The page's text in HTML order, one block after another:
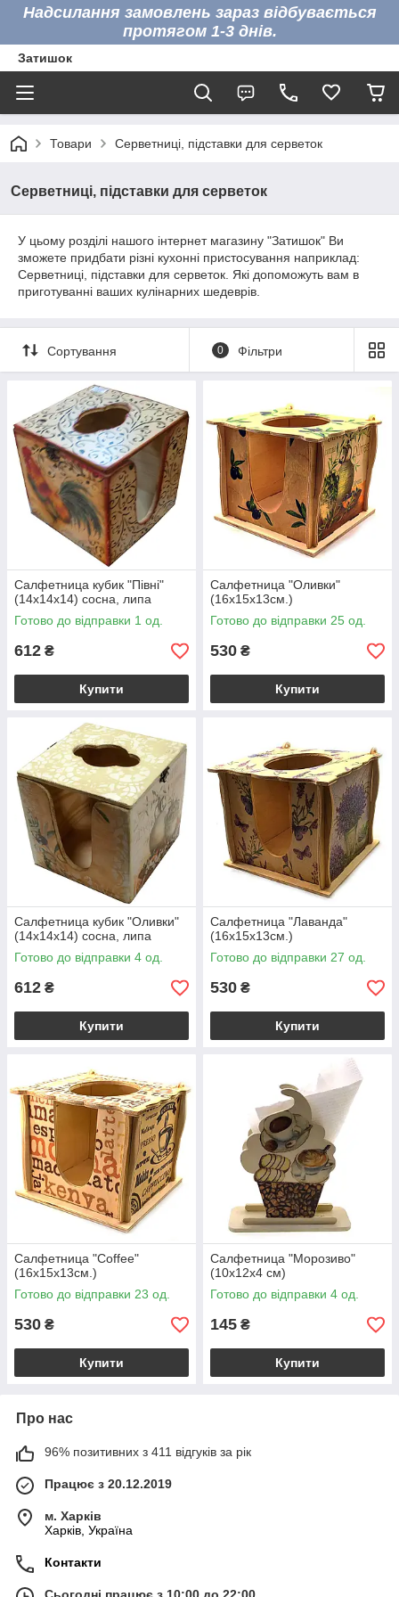
Надсилання замовлень зараз відбувається
протягом 1-3 днів.
Затишок
Товари Серветниці, підставки для серветок
Серветниці, підставки для серветок
У цьому розділі нашого інтернет магазину "Затишок" Ви
зможете придбати різні кухонні пристосування наприклад:
Серветниці, підставки для серветок. Які допоможуть вам в
приготуванні ваших кулінарних шедеврів.
Сортування 0 Фільтри
Салфетница кубик "Півні"
(14х14х14) сосна, липа
Готово до відправки 1 од.
612 ₴
Купити
Салфетница "Оливки"
(16х15х13см.)
Готово до відправки 25 од.
530 ₴
Купити
Салфетница кубик "Оливки"
(14х14х14) сосна, липа
Готово до відправки 4 од.
612 ₴
Купити
Салфетница "Лаванда"
(16х15х13см.)
Готово до відправки 27 од.
530 ₴
Купити
Салфетница "Coffee"
(16х15х13см.)
Готово до відправки 23 од.
530 ₴
Купити
Салфетница "Морозиво"
(10х12х4 см)
Готово до відправки 4 од.
145 ₴
Купити
Про нас
96% позитивних з 411 відгуків за рік
Працює з 20.12.2019
м. Харків
Харків, Україна
Контакти